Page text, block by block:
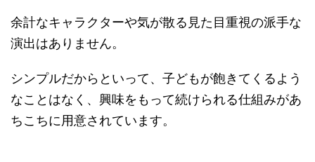
余計なキャラクターや気が散る見た目重視の派手な
演出はありません。
シンプルだからといって、子どもが飽きてくるよう
なことはなく、興味をもって続けられる仕組みがあ
ちこちに用意されています。